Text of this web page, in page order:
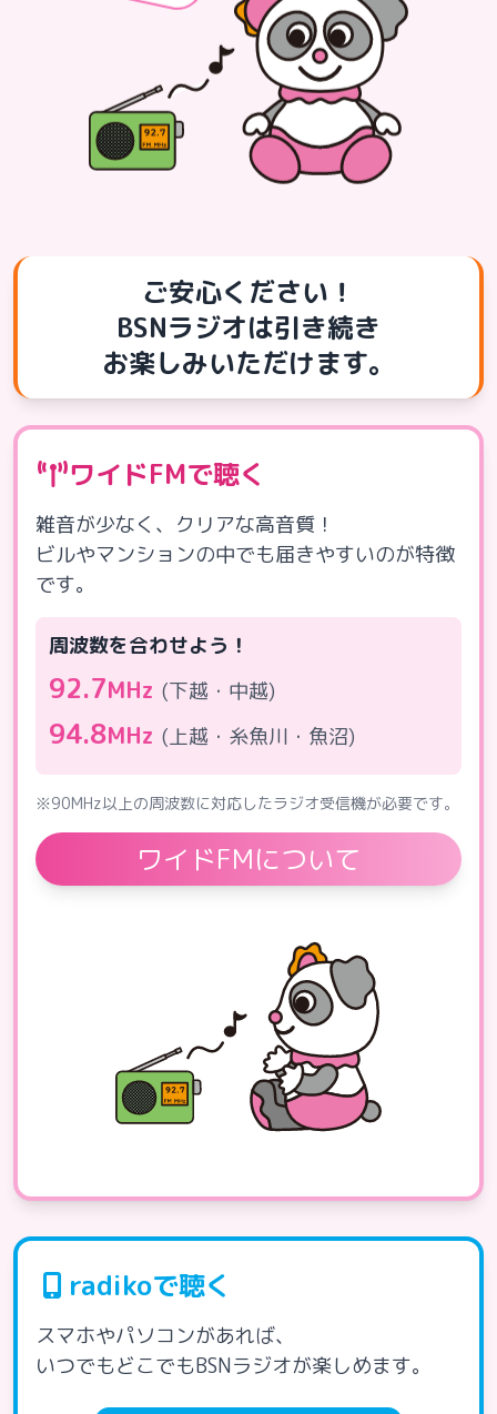
ご安心ください！
BSNラジオは引き続き
お楽しみいただけます。
ワイドFMで聴く
雑音が少なく、クリアな高音質！
ビルやマンションの中でも届きやすいのが特徴
です。
周波数を合わせよう！
92.7MHz (下越・中越)
94.8MHz (上越・糸魚川・魚沼)
※90MHz以上の周波数に対応したラジオ受信機が必要です。
ワイドFMについて
radikoで聴く
スマホやパソコンがあれば、
いつでもどこでもBSNラジオが楽しめます。